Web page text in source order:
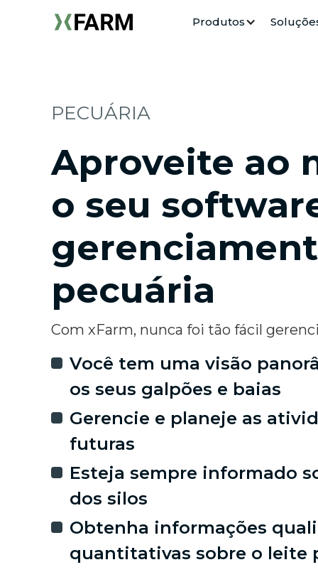
Produtos
PECUÁRIA
Aproveite ao
o seu
pecuária
Com xFarm, nunca foi tão fácil
Você tem uma visão
os seus galpões e baias
Gerencie e planeje as
futuras
Esteja sempre informado
dos silos
Obtenha informações
quantitativas sobre o leite